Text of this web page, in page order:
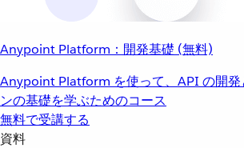
Anypoint Platform：開発基礎 (無料)
Anypoint Platform を使って、API の開発
ンの基礎を学ぶためのコース
無料で受講する
資料